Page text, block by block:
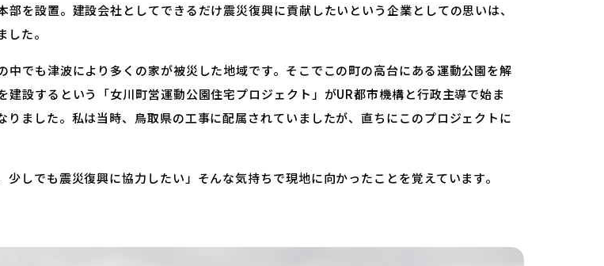
部を設置。建設会社としてできるだけ震災復興に貢献したいという企業としての思いは、
た。
中でも津波により多くの家が被災した地域です。そこでこの町の高台にある運動公園を解
建設するという「女川町営運動公園住宅プロジェクト」がUR都市機構と行政主導で始ま
りました。私は当時、鳥取県の工事に配属されていましたが、直ちにこのプロジェクトに
少しでも震災復興に協力したい」そんな気持ちで現地に向かったことを覚えています。